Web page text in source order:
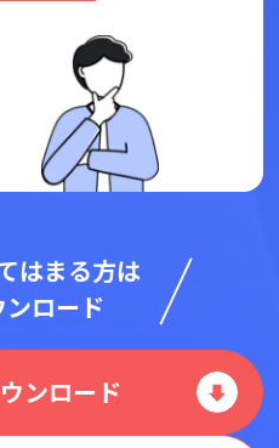
はまる方は
ロード
ンロード